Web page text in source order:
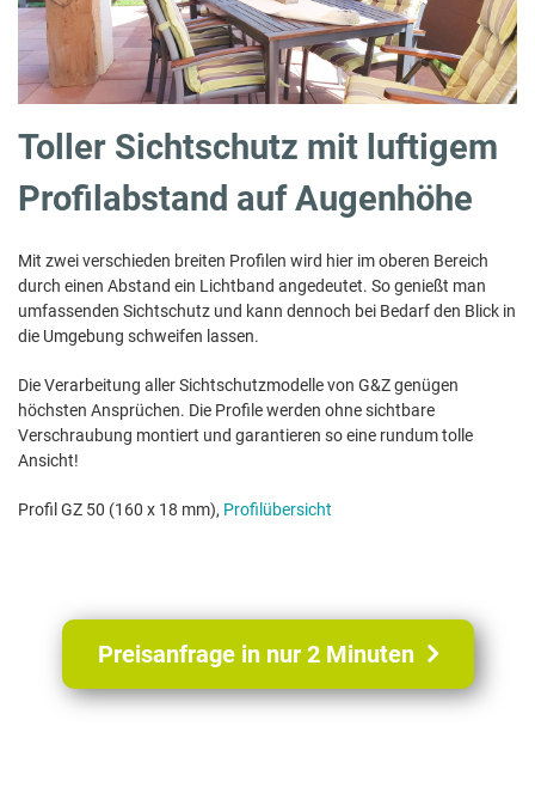
Toller Sichtschutz mit luftigem
Profilabstand auf Augenhöhe
Mit zwei verschieden breiten Profilen wird hier im oberen Bereich
durch einen Abstand ein Lichtband angedeutet. So genießt man
umfassenden Sichtschutz und kann dennoch bei Bedarf den Blick in
die Umgebung schweifen lassen.
Die Verarbeitung aller Sichtschutzmodelle von G&Z genügen
höchsten Ansprüchen. Die Profile werden ohne sichtbare
Verschraubung montiert und garantieren so eine rundum tolle
Ansicht!
Profil GZ 50 (160 x 18 mm), Profilübersicht
Preisanfrage in nur 2 Minuten